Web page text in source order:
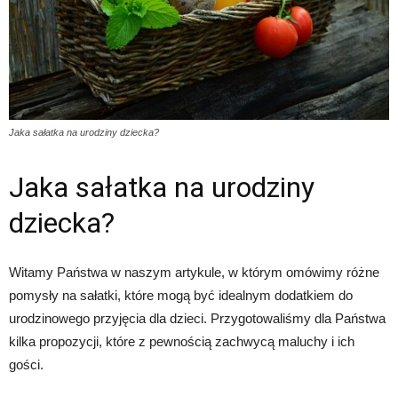
Jaka sałatka na urodziny dziecka?
Jaka sałatka na urodziny
dziecka?
Witamy Państwa w naszym artykule, w którym omówimy różne
pomysły na sałatki, które mogą być idealnym dodatkiem do
urodzinowego przyjęcia dla dzieci. Przygotowaliśmy dla Państwa
kilka propozycji, które z pewnością zachwycą maluchy i ich
gości.